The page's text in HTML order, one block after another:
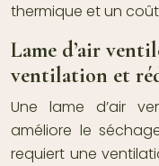
thermique et un
Lame d’air
ventilation et
Une lame d’air
améliore le
requiert une